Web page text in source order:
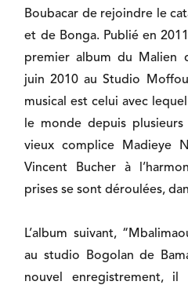
Boubacar de rejoindre le
et de Bonga. Publié en
premier album du Malien
juin 2010 au Studio
musical est celui avec
le monde depuis plusieurs
vieux complice Madieye
Vincent Bucher à
prises se sont déroulées,
L’album suivant,
au studio Bogolan de
nouvel enregistrement,